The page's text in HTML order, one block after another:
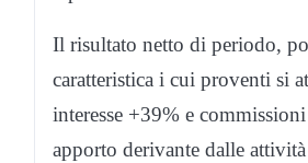
Il risultato netto di periodo,
caratteristica i cui proventi si
interesse +39% e
apporto derivante dalle